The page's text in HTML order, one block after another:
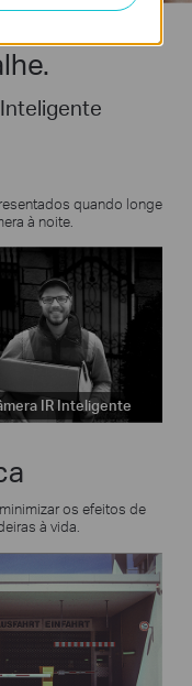
quando longe
à noite.
IR Inteligente
os efeitos de
à vida.